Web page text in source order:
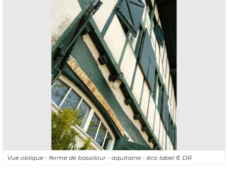
Vue oblique - ferme de bassilour - aquitaine - éco label © DR